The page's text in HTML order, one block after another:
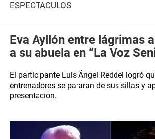
ESPECTÁCULOS
Eva Ayllón entre lágrimas
a su abuela en “La Voz
El participante Luis Ángel Reddel logró
entrenadores se pararan de sus sillas y
presentación.